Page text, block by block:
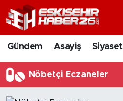
Gündem Asayiş Siyaset
Nöbetçi Eczaneler
Gündem
Asayiş
Siyaset
Nöbetçi Eczaneler
Hava Durumu
Trafik Durumu